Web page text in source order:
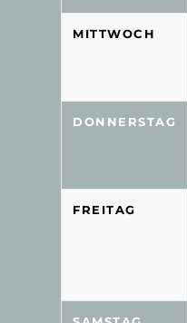
MITTWOCH
DONNERSTAG
FREITAG